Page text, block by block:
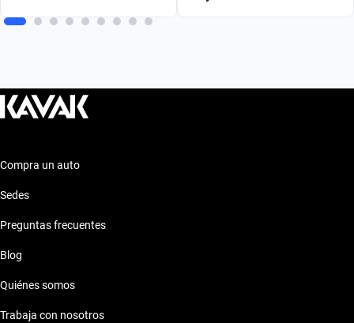
Compra un auto
Sedes
Preguntas frecuentes
Blog
Quiénes somos
Trabaja con nosotros